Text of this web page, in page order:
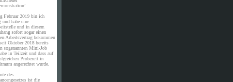
Februar 2019 bin ich
und habe eine
und in diesem
sofort sogar einen
Arbeitsvertrag bekommen
Oktober 2018 bereits
sogenannten Mini-Job
in Teilzeit und dass auf
Probezeit in
angerechtet wurde.
des
ist die